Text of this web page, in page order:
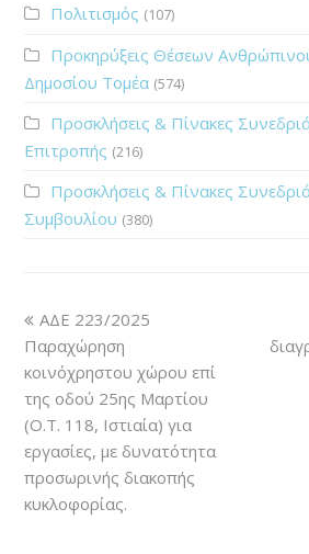
Πολιτισμός (107)
Προκηρύξεις Θέσεων
Δημοσίου Τομέα (574)
Προσκλήσεις & Πίνακες
Επιτροπής (216)
Προσκλήσεις & Πίνακες
Συμβουλίου (380)
ΑΔΕ 223/2025
Παραχώρηση
κοινόχρηστου χώρου επί
της οδού 25ης Μαρτίου
(Ο.Τ. 118, Ιστιαία) για
εργασίες, με δυνατότητα
προσωρινής διακοπής
κυκλοφορίας.